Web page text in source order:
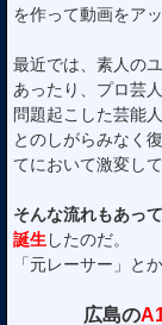
を作って動画をア
最近では、素人の
あったり、プロ芸
問題起こした芸能
とのしがらみなく
てにおいて激変して
そんな流れもあって
誕生 したのだ。
「元レーサー」と
広島の